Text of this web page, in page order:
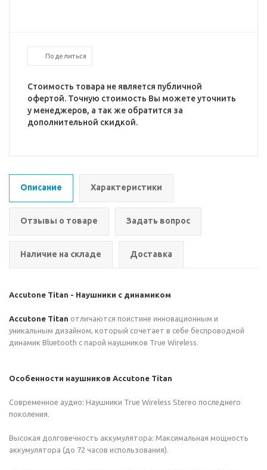
Поделиться
Стоимость товара не является публичной
офертой. Точную стоимость Вы можете уточнить
у менеджеров, а так же обратится за
дополнительной скидкой.
Описание Характеристики
Отзывы о товаре Задать вопрос
Наличие на складе Доставка
Accutone Titan - Наушники с динамиком
Accutone Titan отличаются поистине инновационным и
уникальным дизайном, который сочетает в себе беспроводной
динамик Bluetooth с парой наушников True Wireless.
Особенности наушников Accutone Titan
Современное аудио: Наушники True Wireless Stereo последнего
поколения.
Высокая долговечность аккумулятора: Максимальная мощность
аккумулятора (до 72 часов использования).